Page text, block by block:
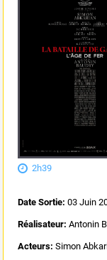
2h39
Date Sortie:03 Juin
Réalisateur:Antonin
Acteurs:Simon